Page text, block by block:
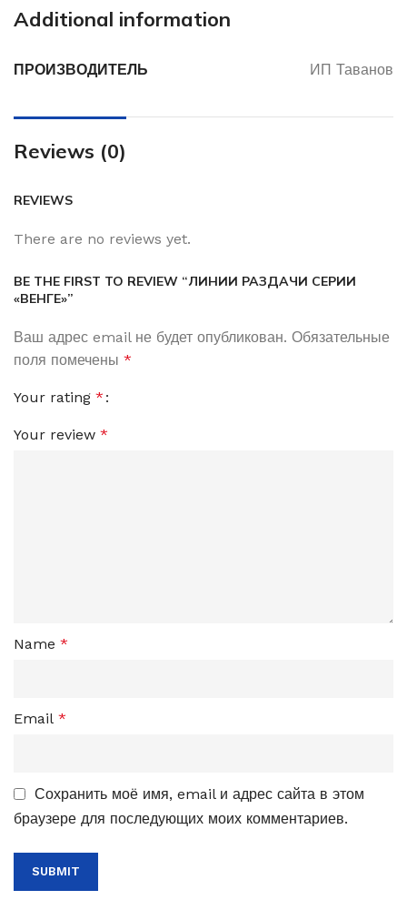
Additional information
ПРОИЗВОДИТЕЛЬ ИП Таванов
Reviews (0)
REVIEWS
There are no reviews yet.
BE THE FIRST TO REVIEW “ЛИНИИ РАЗДАЧИ СЕРИИ
«ВЕНГЕ»”
Ваш адрес email не будет опубликован. Обязательные
поля помечены *
Your rating *
Your review *
Name *
Email *
Сохранить моё имя, email и адрес сайта в этом
браузере для последующих моих комментариев.